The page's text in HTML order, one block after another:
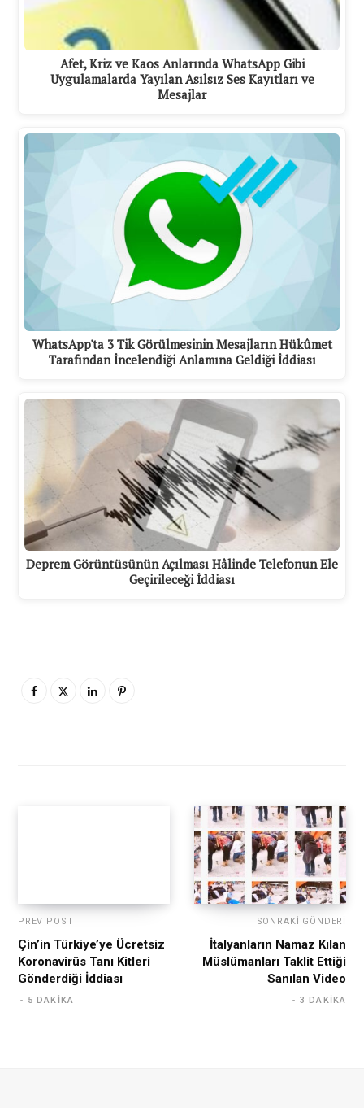
Afet, Kriz ve Kaos Anlarında WhatsApp Gibi
Uygulamalarda Yayılan Asılsız Ses Kayıtları ve
Mesajlar
WhatsApp'ta 3 Tik Görülmesinin Mesajların Hükûmet
Tarafından İncelendiği Anlamına Geldiği İddiası
Deprem Görüntüsünün Açılması Hâlinde Telefonun Ele
Geçirileceği İddiası
PREV POST
Çin’in Türkiye’ye Ücretsiz
Koronavirüs Tanı Kitleri
Gönderdiği İddiası
5 DAKIKA
SONRAKI GÖNDERI
İtalyanların Namaz Kılan
Müslümanları Taklit Ettiği
Sanılan Video
3 DAKIKA